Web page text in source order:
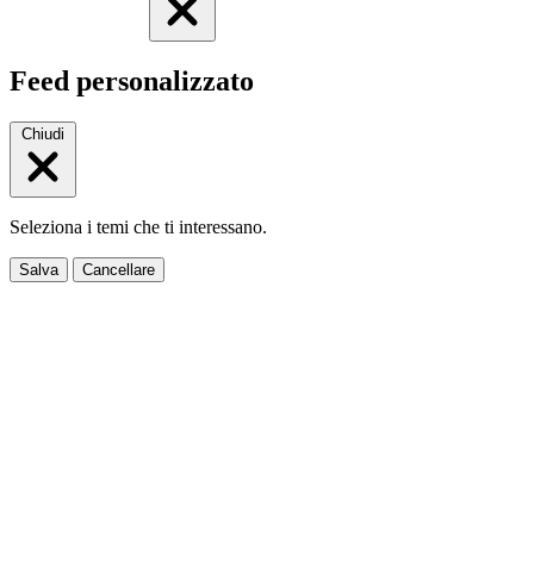
Feed personalizzato
Chiudi
Seleziona i temi che ti interessano.
Salva Cancellare